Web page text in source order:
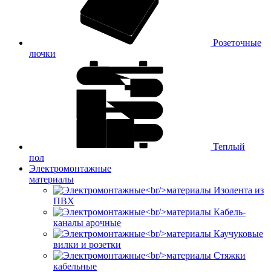
Розеточные
лючки
Теплый
пол
Электромонтажные
материалы
Изолента из
ПВХ
Кабель-
каналы арочные
Каучуковые
вилки и розетки
Стяжки
кабельные